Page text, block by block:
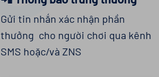
Gửi tin nhắn xác nhận phần
thưởng cho người chơi qua kênh
SMS hoặc/và ZNS